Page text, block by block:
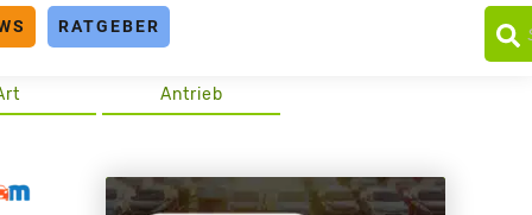
RATGEBER
Antrieb